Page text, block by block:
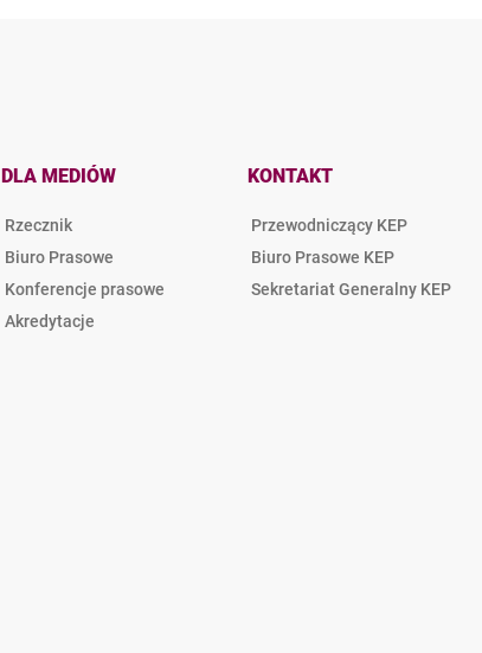
DLA MEDIÓW
Rzecznik
Biuro Prasowe
Konferencje prasowe
Akredytacje
KONTAKT
Przewodniczący KEP
Biuro Prasowe KEP
Sekretariat Generalny KEP